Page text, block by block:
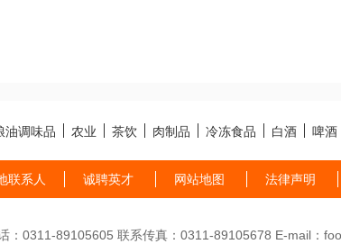
油调味品 农业 茶饮 肉制品 冷冻食品 白酒 啤酒
联系人 诚聘英才 网站地图 法律声明
：0311-89105605 联系传真：0311-89105678 E-mail：